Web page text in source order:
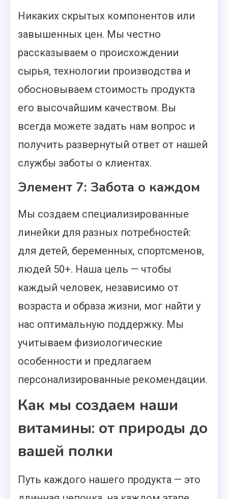
Никаких скрытых компонентов или
завышенных цен. Мы честно
рассказываем о происхождении
сырья, технологии производства и
обосновываем стоимость продукта
его высочайшим качеством. Вы
всегда можете задать нам вопрос и
получить развернутый ответ от нашей
службы заботы о клиентах.
Элемент 7: Забота о каждом
Мы создаем специализированные
линейки для разных потребностей:
для детей, беременных, спортсменов,
людей 50+. Наша цель — чтобы
каждый человек, независимо от
возраста и образа жизни, мог найти у
нас оптимальную поддержку. Мы
учитываем физиологические
особенности и предлагаем
персонализированные рекомендации.
Как мы создаем наши
витамины: от природы до
вашей полки
Путь каждого нашего продукта — это